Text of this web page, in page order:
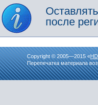
после
Copyright © 2005—2015 «
Перепечатка материала